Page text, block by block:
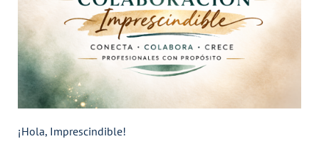
¡Hola, Imprescindible!